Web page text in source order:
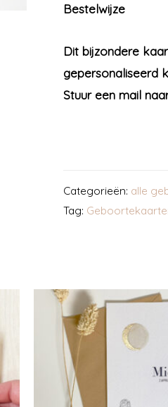
Bestelwijze
Dit bijzondere
gepersonaliseerd
Stuur een mail
Categorieën: alle
Tag: